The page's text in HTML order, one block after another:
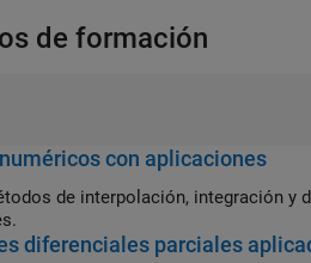
de formación
con aplicaciones
de interpolación, integración y
diferenciales parciales